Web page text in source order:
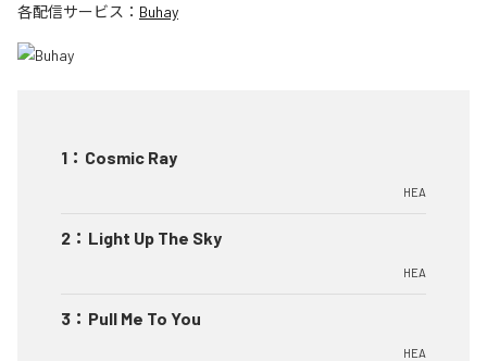
各配信サービス： Buhay
1 ： Cosmic Ray
HEA
2 ： Light Up The Sky
HEA
3 ： Pull Me To You
HEA